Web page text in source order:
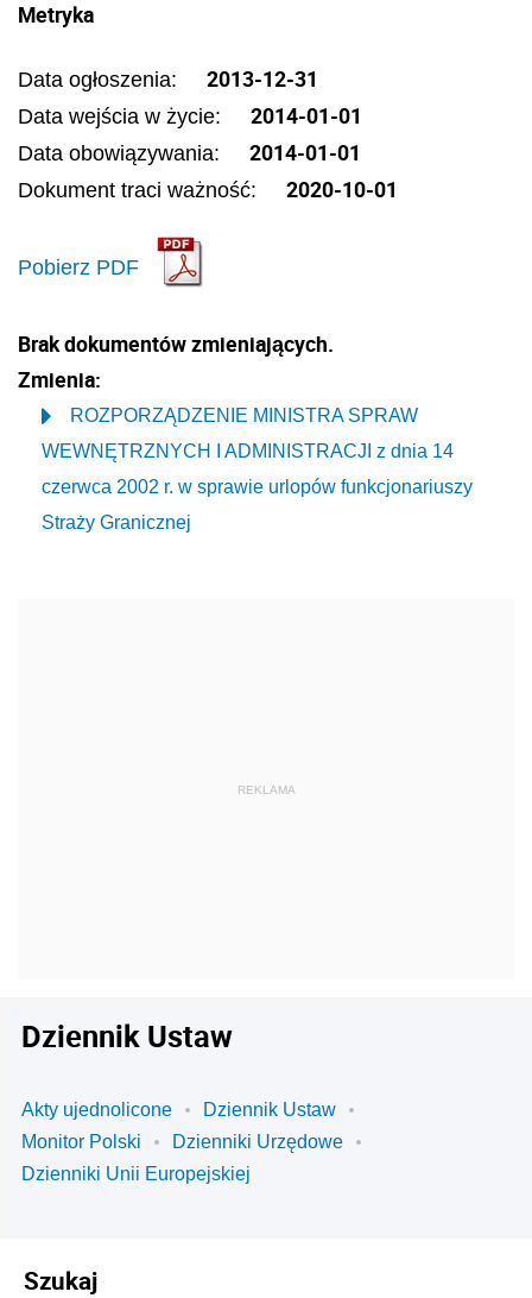
Metryka
Data ogłoszenia: 2013-12-31
Data wejścia w życie: 2014-01-01
Data obowiązywania: 2014-01-01
Dokument traci ważność: 2020-10-01
Pobierz PDF
Brak dokumentów zmieniających.
Zmienia:
ROZPORZĄDZENIE MINISTRA SPRAW
WEWNĘTRZNYCH I ADMINISTRACJI z dnia 14
czerwca 2002 r. w sprawie urlopów funkcjonariuszy
Straży Granicznej
Dziennik Ustaw
Akty ujednolicone
Dziennik Ustaw
Monitor Polski
Dzienniki Urzędowe
Dzienniki Unii Europejskiej
Szukaj